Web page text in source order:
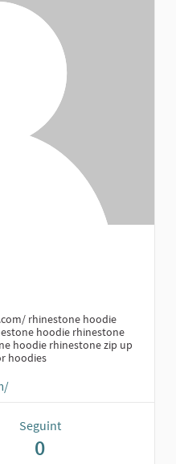
rhinestone hoodie
hoodie rhinestone
hoodie rhinestone zip up
hoodies
Seguint
0